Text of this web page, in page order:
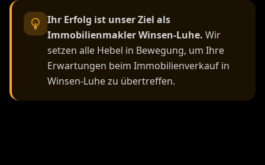
Ihr Erfolg ist unser Ziel als
Immobilienmakler Winsen-Luhe. Wir
setzen alle Hebel in Bewegung, um Ihre
Erwartungen beim Immobilienverkauf in
Winsen-Luhe zu übertreffen.